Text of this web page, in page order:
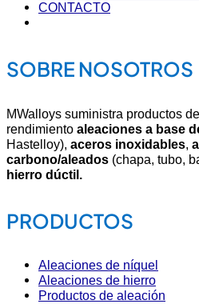
CONTACTO
SOBRE NOSOTROS
MWalloys suministra productos
rendimiento aleaciones a base
Hastelloy), aceros inoxidables,
carbono/aleados (chapa, tubo,
hierro dúctil.
PRODUCTOS
Aleaciones de níquel
Aleaciones de hierro
Productos de aleación